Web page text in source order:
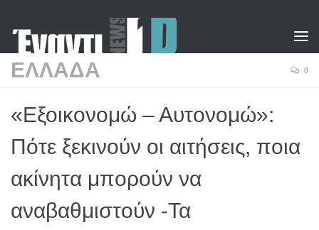
ΕΛΛΑΔΑ 0
«Εξοικονομώ – Αυτονομώ»:
Πότε ξεκινούν οι αιτήσεις, ποια
ακίνητα μπορούν να
αναβαθμιστούν -Τα